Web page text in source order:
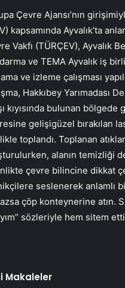
Çevre Ajansı’nın
kapsamında Ayvalık’ta
Vakfı (TÜRÇEV), Ayvalık
ve TEMA Ayvalık iş
ve izleme çalışması
Hakkıbey Yarımadası
kıyısında bulunan
gelişigüzel bırakılan
toplandı. Toplanan
alanın temizliği
çevre bilincine dikkat
seslenerek anlamlı
çöp konteynerine atın.
sözleriyle hem sitem
Makaleler